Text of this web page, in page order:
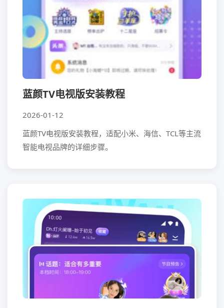
蓝颜TV电视版安装教程
2026-01-12
蓝颜TV电视版安装教程，适配小米、海信、TCL等主流
智能电视品牌的详细步骤。